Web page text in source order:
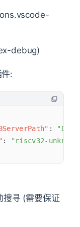
debug)
:
:
"D:/
:
"riscv32-
搜寻 (需要保证